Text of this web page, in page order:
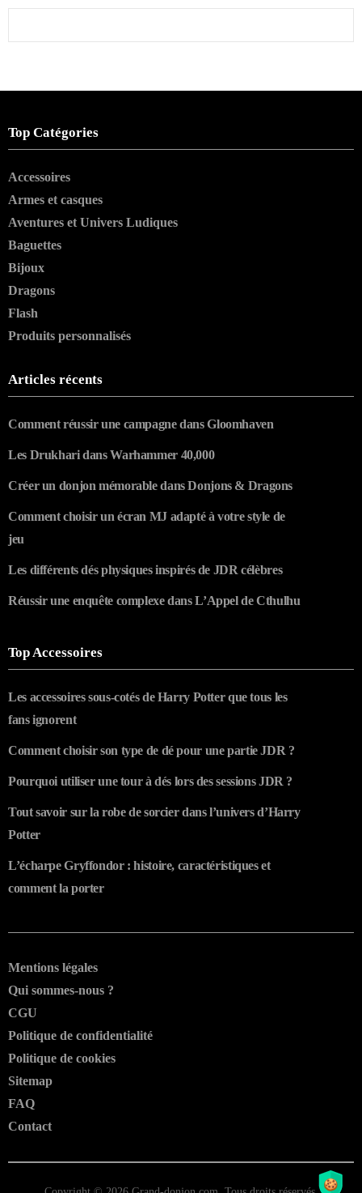
Top Catégories
Accessoires
Armes et casques
Aventures et Univers Ludiques
Baguettes
Bijoux
Dragons
Flash
Produits personnalisés
Articles récents
Comment réussir une campagne dans Gloomhaven
Les Drukhari dans Warhammer 40,000
Créer un donjon mémorable dans Donjons & Dragons
Comment choisir un écran MJ adapté à votre style de
jeu
Les différents dés physiques inspirés de JDR célèbres
Réussir une enquête complexe dans L’Appel de Cthulhu
Top Accessoires
Les accessoires sous-cotés de Harry Potter que tous les
fans ignorent
Comment choisir son type de dé pour une partie JDR ?
Pourquoi utiliser une tour à dés lors des sessions JDR ?
Tout savoir sur la robe de sorcier dans l’univers d’Harry
Potter
L’écharpe Gryffondor : histoire, caractéristiques et
comment la porter
Mentions légales
Qui sommes-nous ?
CGU
Politique de confidentialité
Politique de cookies
Sitemap
FAQ
Contact